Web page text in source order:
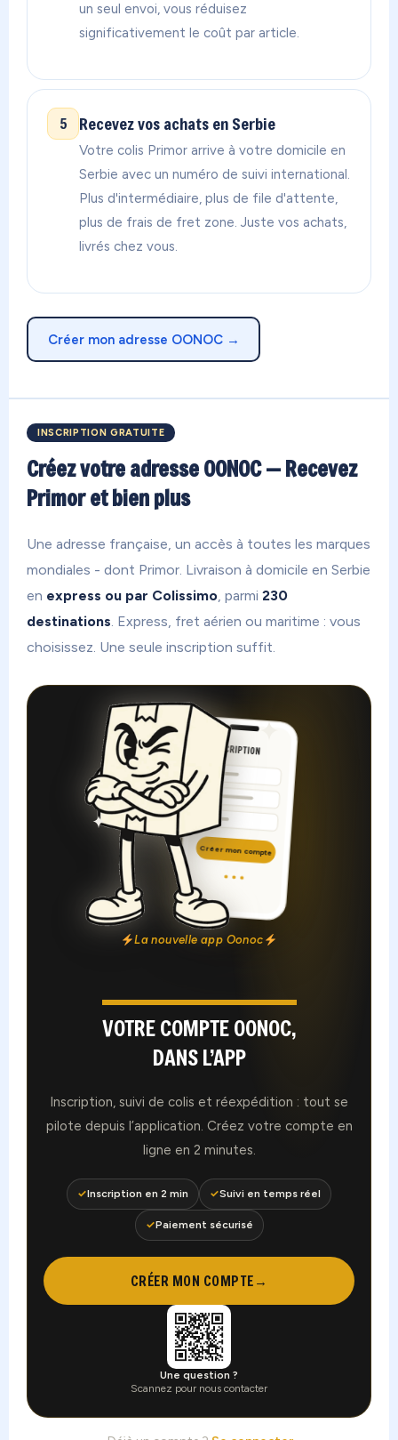
un seul envoi, vous réduisez
significativement le coût par article.
5 Recevez vos achats en Serbie
Votre colis Primor arrive à votre domicile en
Serbie avec un numéro de suivi international.
Plus d'intermédiaire, plus de file d'attente,
plus de frais de fret zone. Juste vos achats,
livrés chez vous.
Créer mon adresse OONOC →
INSCRIPTION GRATUITE
Créez votre adresse OONOC — Recevez
Primor et bien plus
Une adresse française, un accès à toutes les marques
mondiales - dont Primor. Livraison à domicile en Serbie
en express ou par Colissimo, parmi 230
destinations. Express, fret aérien ou maritime : vous
choisissez. Une seule inscription suffit.
La nouvelle app Oonoc
VOTRE COMPTE OONOC,
DANS L’APP
Inscription, suivi de colis et réexpédition : tout se
pilote depuis l’application. Créez votre compte en
ligne en 2 minutes.
✓Inscription en 2 min ✓Suivi en temps réel
✓Paiement sécurisé
CRÉER MON COMPTE →
Une question ?
Scannez pour nous contacter
INSCRIPTION
Créer mon compte